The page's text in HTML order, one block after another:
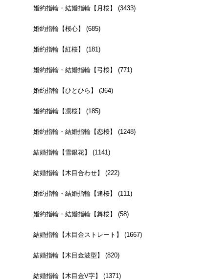
婚約指輪・結婚指輪【月桜】 (3433)
婚約指輪【桜心】 (685)
婚約指輪【紅桜】 (181)
婚約指輪・結婚指輪【弓桜】 (771)
婚約指輪【ひとひら】 (364)
婚約指輪【凛桜】 (185)
婚約指輪・結婚指輪【恋桜】 (1248)
結婚指輪【雪銀花】 (1141)
結婚指輪【木目合わせ】 (222)
婚約指輪・結婚指輪【逢桜】 (111)
婚約指輪・結婚指輪【舞桜】 (58)
結婚指輪【木目金ストレート】 (1667)
結婚指輪【木目金波型】 (820)
結婚指輪【木目金V字】 (1371)